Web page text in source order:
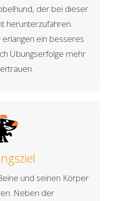
der bei dieser
herunterzufahren.
ein besseres
Übungserfolge mehr
und seinen Körper
Neben der